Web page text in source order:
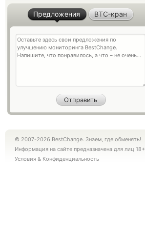
Предложения BTC-кран
© 2007-2026 BestChange. Знаем, где обменять!
Информация на сайте предназначена для лиц 18+
Условия & Конфиденциальность